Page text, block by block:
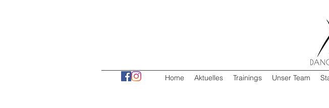
Home Aktuelles Trainings Unser Team